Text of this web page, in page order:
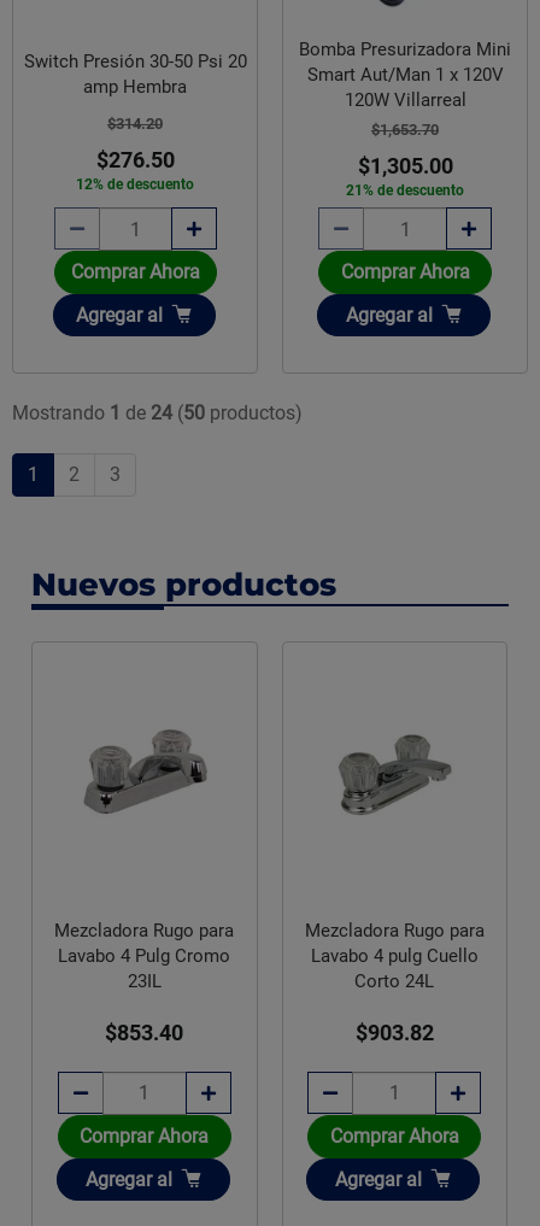
Switch Presión 30-50 Psi 20
amp Hembra
$314.20
$276.50
12% de descuento
Comprar Ahora
Añadir
Agregar al
Bomba Presurizadora Mini
Smart Aut/Man 1 x 120V
120W Villarreal
$1,653.70
$1,305.00
21% de descuento
Comprar Ahora
Añadir
Agregar al
Mostrando 1 de 24 (50 productos)
1 2 3
Nuevos productos
Mezcladora Rugo para
Lavabo 4 pulg Cuello
Corto 24L
$903.82
Comprar Ahora
Añadir
Agregar al
Cable Blanco 100 M
$3,858.37
Disponible sobre pedido
Agotado